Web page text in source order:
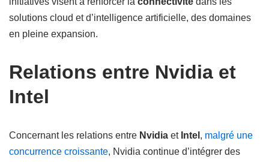
solutions cloud et d’intelligence artificielle, des domaines
en pleine expansion.
Relations entre Nvidia et
Intel
Concernant les relations entre Nvidia et Intel , malgré une
concurrence croissante, Nvidia continue d’intégrer des